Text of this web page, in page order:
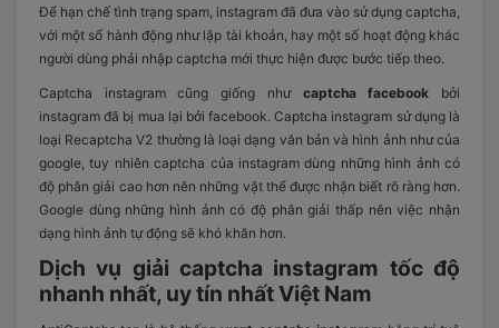
Để hạn chế tình trạng spam, instagram đã đưa vào sử dụng captcha,
với một số hành động như lập tài khoản, hay một số hoạt động khác
người dùng phải nhập captcha mới thực hiện được bước tiếp theo.
Captcha instagram cũng giống như captcha facebook bởi
instagram đã bị mua lại bởi facebook. Captcha instagram sử dụng là
loại Recaptcha V2 thường là loại dạng văn bản và hình ảnh như của
google, tuy nhiên captcha của instagram dùng những hình ảnh có
độ phân giải cao hơn nên những vật thể được nhận biết rõ ràng hơn.
Google dùng những hình ảnh có độ phân giải thấp nên việc nhận
dạng hình ảnh tự động sẽ khó khăn hơn.
Dịch vụ giải captcha instagram tốc độ
nhanh nhất, uy tín nhất Việt Nam